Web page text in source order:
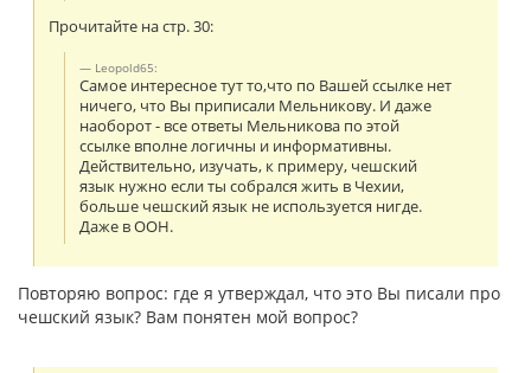
Прочитайте на стр. 30:
Leopold65:
Самое интересное тут то,что по Вашей ссылке нет
ничего, что Вы приписали Мельникову. И даже
наоборот - все ответы Мельникова по этой
ссылке вполне логичны и информативны.
Действительно, изучать, к примеру, чешский
язык нужно если ты собрался жить в Чехии,
больше чешский язык не используется нигде.
Даже в ООН.
Повторяю вопрос: где я утверждал, что это Вы писали про
чешский язык? Вам понятен мой вопрос?